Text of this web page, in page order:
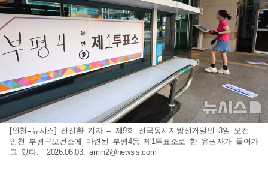
[인천=뉴시스] 전진환 기자 = 제9회 전국동시지방선거일인 3일 오전
인천 부평구보건소에 마련된 부평4동 제1투표소로 한 유권자가 들어가
고 있다. 2026.06.03.amin2@newsis.com